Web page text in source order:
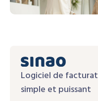
Logiciel de
simple et puissant